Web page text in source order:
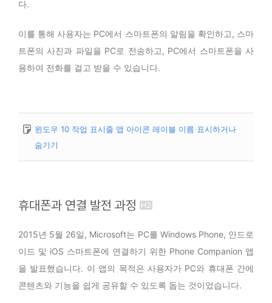
다.
이를 통해 사용자는 PC에서 스마트폰의 알림을 확인하고, 스마
트폰의 사진과 파일을 PC로 전송하고, PC에서 스마트폰을 사
용하여 전화를 걸고 받을 수 있습니다.
윈도우 10 작업 표시줄 앱 아이콘 레이블 이름 표시하거나
숨기기
휴대폰과 연결 발전 과정
2015년 5월 26일, Microsoft는 PC를 Windows Phone, 안드로
이드 및 iOS 스마트폰에 연결하기 위한 Phone Companion 앱
을 발표했습니다. 이 앱의 목적은 사용자가 PC와 휴대폰 간에
콘텐츠와 기능을 쉽게 공유할 수 있도록 돕는 것이었습니다.